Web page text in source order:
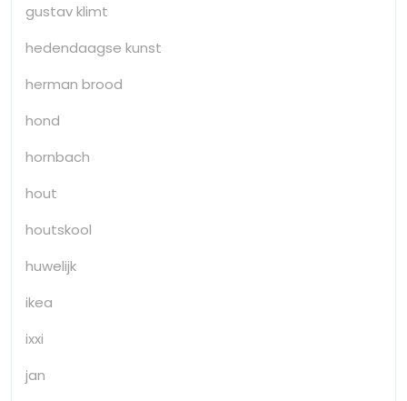
gustav klimt
hedendaagse kunst
herman brood
hond
hornbach
hout
houtskool
huwelijk
ikea
ixxi
jan